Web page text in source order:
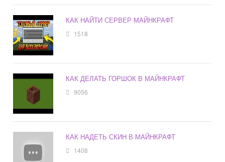
КАК НАЙТИ СЕРВЕР МАЙНКРАФТ
1518
КАК ДЕЛАТЬ ГОРШОК В МАЙНКРАФТ
9056
КАК НАДЕТЬ СКИН В МАЙНКРАФТ
1408